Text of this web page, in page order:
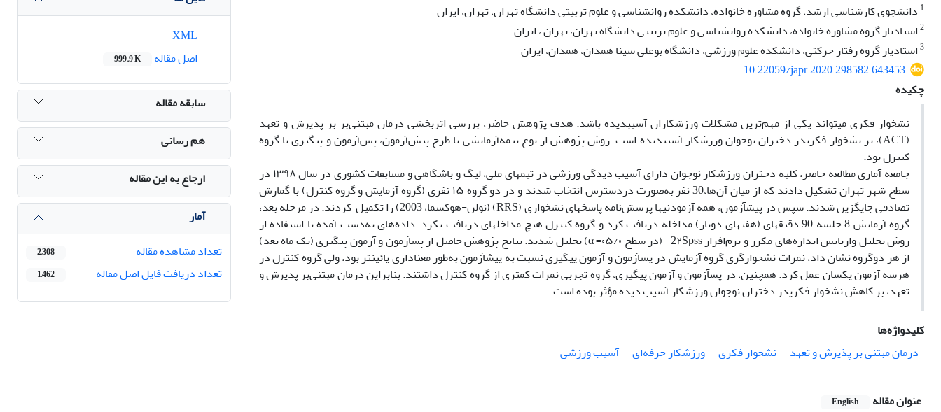
1 دانشجوی کارشناسی ارشد، گروه مشاوره خانواده، دانشکده روانشناسی و علوم تربیتی دانشگاه تهران، تهران، ایران
2استادیار گروه مشاوره خانواده، دانشکده روانشناسی و علوم تربیتی دانشگاه تهران، تهران ، ایران
3استادیار گروه رفتار حرکتی، دانشکده علوم ورزشی، دانشگاه بوعلی سینا همدان، همدان، ایران
10.22059/japr.2020.298582.643453
چکیده
نشخوار فکری می­تواند یکی از مهم‌ترین مشکلات ورزشکاران آسیب­دیده باشد. هدف پژوهش حاضر، بررسی اثربخشی درمان مبتنی‌بر بر پذیرش و تعهد
(ACT)، بر نشخوار فکریدر دختران نوجوان ورزشکار آسیب­دیده است. روش پژوهش از نوع نیمه‌آزمایشی با طرح پیش‌آزمون، پس‌آزمون و پیگیری با گروه
کنترل بود.
جامعه آماری مطالعه حاضر، کلیه دختران ورزشکار نوجوان دارای آسیب­ دیدگی ورزشی در تیم­های ملی، لیگ و باشگاهی و مسابقات کشوری در سال ۱۳۹۸ در
سطح شهر تهران تشکیل دادند که از میان آن‌ها،30 نفر به‌صورت در­دسترس انتخاب شدند و در دو گروه ۱۵ نفری (گروه آزمایش و گروه کنترل) با گمارش
تصادفی جایگزین شدند. سپس در پیش­آزمون، همه آزمودنی­ها پرسش‌نامه پاسخ­های نشخواری (RRS) (نولن-هوکسما، 2003) را تکمیل کردند. در مرحله بعد،
گروه آزمایش 8 جلسه 90 دقیقه­ای (هفته­ای دوبار) مداخله دریافت کرد و گروه کنترل هیچ مداخله­ای دریافت نکرد. داده‌های به‌دست‌ آمده با استفاده از
روش تحلیل واریانس اندازه‌های مکرر و نرم‌افزار 2۲Spss- (در سطح ۰۵/۰= α) تحلیل شدند. نتایج پژوهش حاصل از پس­آزمون و آزمون پیگیری (یک ماه بعد)
از هر دوگروه نشان داد، نمرات نشخوارگری گروه آزمایش در پس­آزمون و آزمون پیگیری نسبت به پیش­آزمون به‌طور معناداری پائین­تر بود، ولی گروه کنترل در
هرسه آزمون یکسان عمل کرد. همچنین، در پس­آزمون و آزمون پیگیری، گروه تجربی نمرات کمتری از گروه کنترل داشتند. بنابراین درمان مبتنی‌بر پذیرش و
تعهد، بر کاهش نشخوار فکریدر دختران نوجوان ورزشکار آسیب دیده مؤثر بوده است.
کلیدواژه‌ها
درمان مبتنی بر پذیرش و تعهد
نشخوار فکری ورزشکار حرفه‌ای آسیب ورزشی
عنوان مقاله English
اصل مقاله
999.9 K
سابقه مقاله
هم رسانی
ارجاع به این مقاله
آمار
تعداد مشاهده مقاله
2,308
تعداد دریافت فایل اصل مقاله 1,462